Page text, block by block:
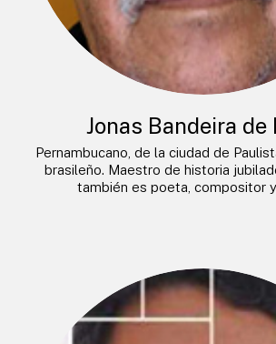
Jonas Bandeira de
Pernambucano, de la ciudad de
brasileño. Maestro de historia
también es poeta, compositor